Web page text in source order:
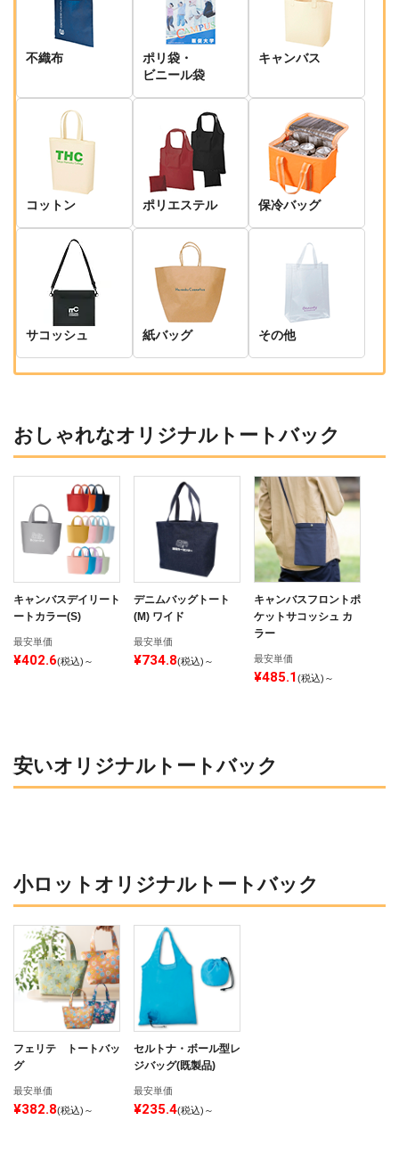
不織布
ポリ袋・
ビニール袋
キャンバス
コットン ポリエステル 保冷バッグ
サコッシュ 紙バッグ その他
おしゃれなオリジナルトートバック
キャンバスデイリート
ートカラー(S)
最安単価
¥402.6(税込)～
デニムバッグトート
(M) ワイド
最安単価
¥734.8(税込)～
キャンバスフロントポ
ケットサコッシュ カ
ラー
最安単価
¥485.1 (税込)～
安いオリジナルトートバック
小ロットオリジナルトートバック
フェリテ トートバッ
グ
最安単価
¥382.8(税込)～
セルトナ・ボール型レ
ジバッグ(既製品)
最安単価
¥235.4(税込)～